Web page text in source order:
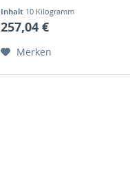
Inhalt 10 Kilogramm
257,04 €
Merken